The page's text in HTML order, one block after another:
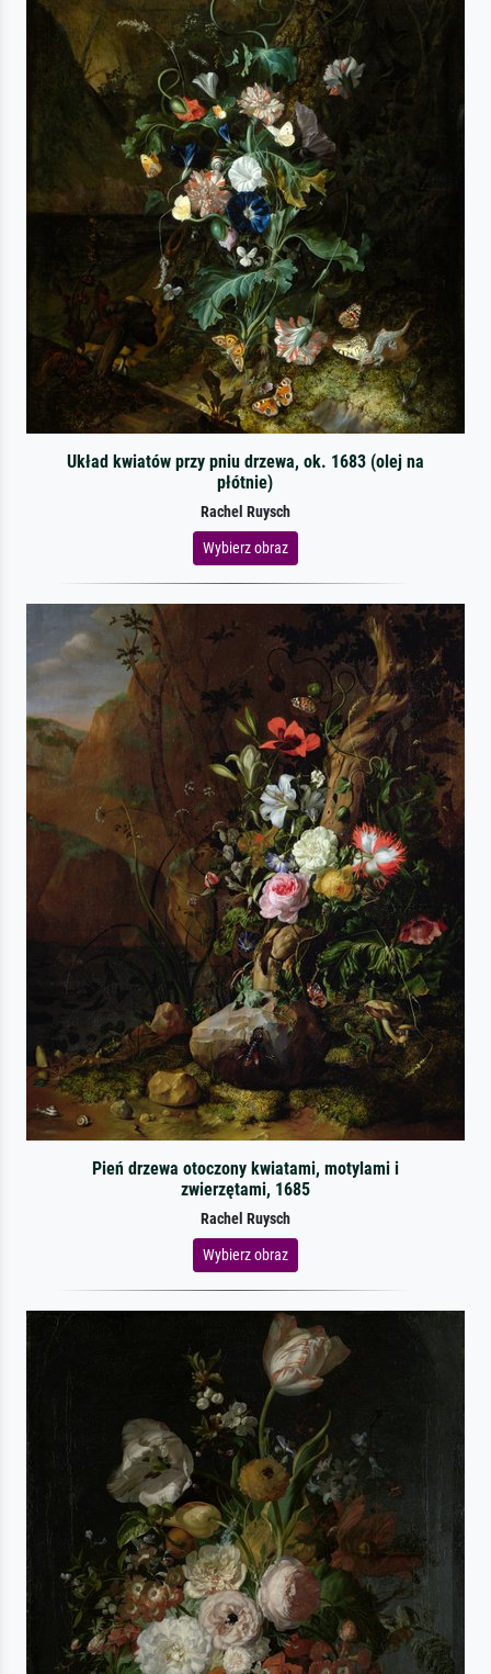
Układ kwiatów przy pniu drzewa, ok. 1683 (olej na
płótnie)
Rachel Ruysch
Wybierz obraz
Pień drzewa otoczony kwiatami, motylami i
zwierzętami, 1685
Rachel Ruysch
Wybierz obraz